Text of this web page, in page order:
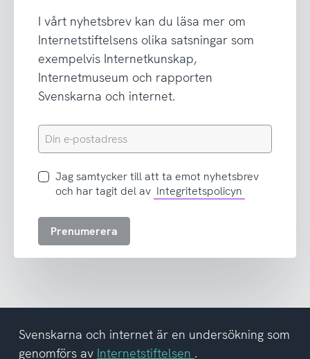
I vårt nyhetsbrev kan du läsa mer om
Internetstiftelsens olika satsningar som
exempelvis Internetkunskap,
Internetmuseum och rapporten
Svenskarna och internet.
Din
e-
Jag
samtycker
att
del
av
Jag samtycker till att ta emot nyhetsbrev
och har tagit del av Integritetspolicyn
Prenumerera
Svenskarna och internet är en undersökning som
genomförs av Internetstiftelsen .